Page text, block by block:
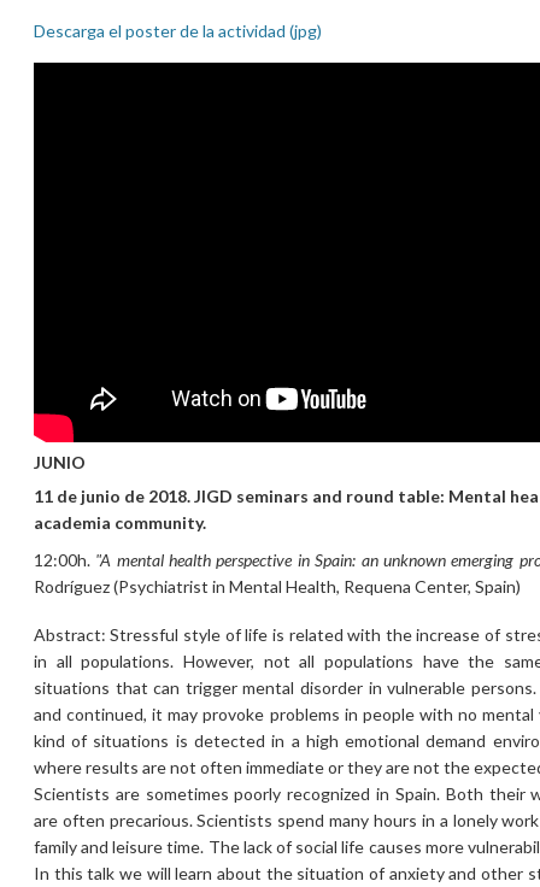
Descarga el poster de la actividad (jpg)
JUNIO
11 de junio de 2018. JIGD seminars and round table: Mental
academia community.
12:00h. "A mental health perspective in Spain: an unknown emerging
Rodríguez (Psychiatrist in Mental Health, Requena Center, Spain)
Abstract: Stressful style of life is related with the increase of
in all populations. However, not all populations have the
situations that can trigger mental disorder in vulnerable
and continued, it may provoke problems in people with no
kind of situations is detected in a high emotional demand
where results are not often immediate or they are not the
Scientists are sometimes poorly recognized in Spain. Both their
are often precarious. Scientists spend many hours in a lonely
family and leisure time. The lack of social life causes more
In this talk we will learn about the situation of anxiety and other